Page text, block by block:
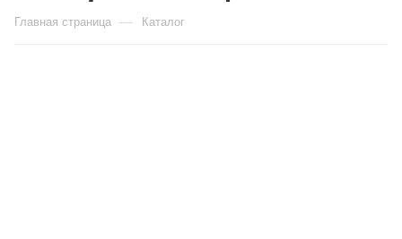
Главная страница — Каталог